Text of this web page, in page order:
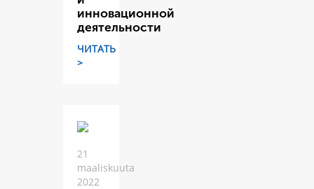
инновационной
деятельности
ЧИТАТЬ
>
21
maaliskuuta
2022